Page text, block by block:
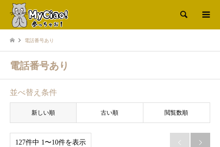
検索
電話番号あり
電話番号あり
並べ替え条件
新しい順 古い順 閲覧数順
127件中 1〜10件を表示  